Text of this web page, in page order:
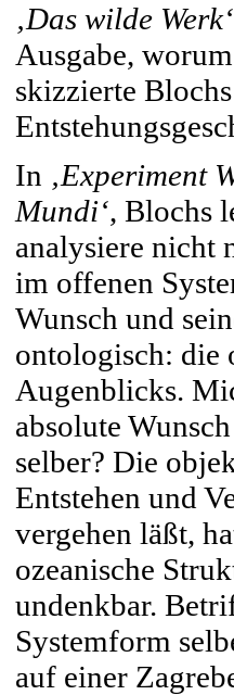
‚Das wilde Werk‘
Ausgabe,
skizzierte
In ‚Experiment
Mundi‘, Blochs
analysiere nicht
im offenen
Wunsch und
ontologisch: die
Augenblicks.
absolute
selber? Die
Entstehen und
vergehen läßt,
ozeanische
undenkbar.
Systemform
auf einer